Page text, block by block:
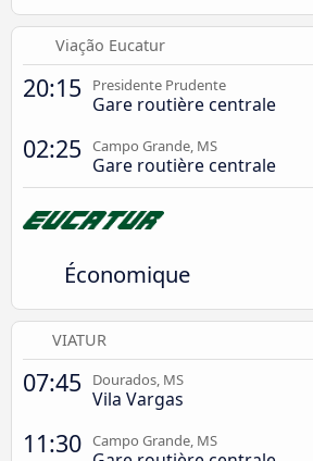
Viação Eucatur
20:15 Presidente Prudente
Gare routière centrale
02:25 Campo Grande, MS
Gare routière centrale
Économique
VIATUR
07:45 Dourados, MS
Vila Vargas
11:30 Campo Grande, MS